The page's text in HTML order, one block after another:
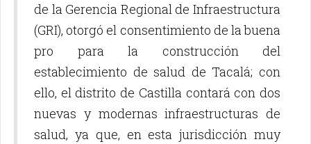
de la Gerencia Regional de Infraestructura
(GRI), otorgó el consentimiento de la buena
pro para la construcción del
establecimiento de salud de Tacalá; con
ello, el distrito de Castilla contará con dos
nuevas y modernas infraestructuras de
salud, ya que, en esta jurisdicción muy